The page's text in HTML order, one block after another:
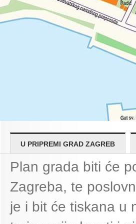
U PRIPREMI GRAD ZAGREB
Plan grada biti će
Zagreba, te
je i bit će tiskana u